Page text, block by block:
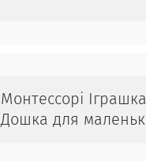
Монтессорі
Дошка для